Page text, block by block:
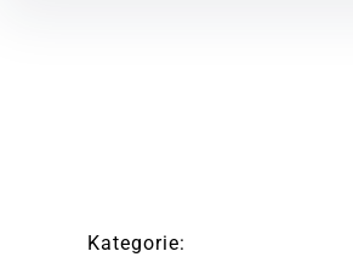
Kategorie